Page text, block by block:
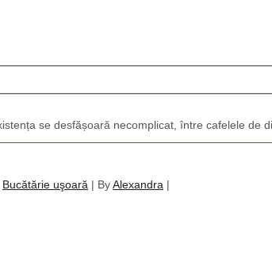
se desfășoară necomplicat, între cafelele de
Bucătărie uşoară | ByAlexandra |